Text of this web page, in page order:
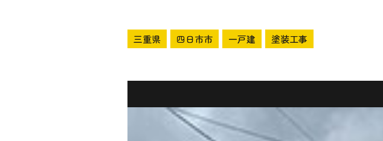
三重県 四日市市 一戸建 塗装工事